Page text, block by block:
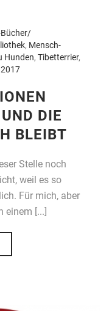
, Mensch-
Hunden, Tibetterrier,
DIE
BLEIBT
Stelle noch
weil es so
Für mich, aber
einem [...]